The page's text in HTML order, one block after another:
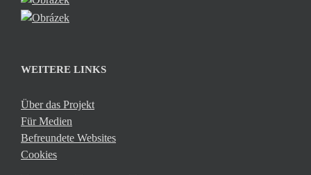
WEITERE LINKS
Über das Projekt
Für Medien
Befreundete Websites
Cookies